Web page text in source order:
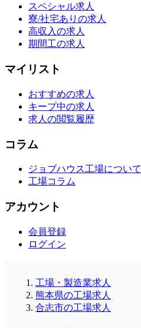
スペシャル求人
寮/社宅ありの求人
高収入の求人
期間工の求人
マイリスト
おすすめの求人
キープ中の求人
求人の閲覧履歴
コラム
ジョブハウス工場について
工場コラム
アカウント
会員登録
ログイン
工場・製造業求人
熊本県の工場求人
合志市の工場求人